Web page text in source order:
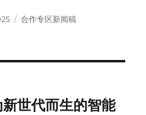
Categories
合作专区新闻稿
世代而生的智能